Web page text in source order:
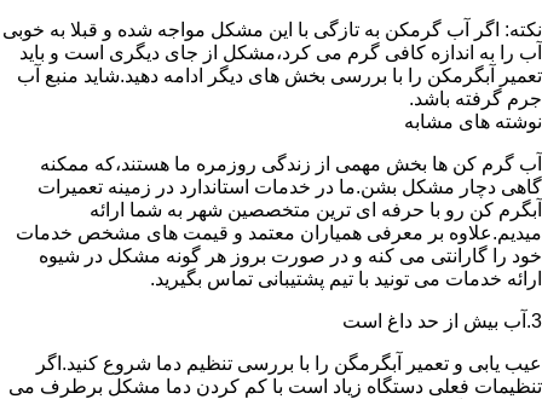
نکته: اگر آب گرمکن به تازگی با این مشکل مواجه شده و قبلا به خوبی
آب را به اندازه کافی گرم می کرد،مشکل از جای دیگری است و باید
تعمیر آبگرمکن را با بررسی بخش های دیگر ادامه دهید.شاید منبع آب
جرم گرفته باشد.
نوشته های مشابه
آب گرم کن ها بخش مهمی از زندگی روزمره ما هستند،که ممکنه
گاهی دچار مشکل بشن.ما در خدمات استاندارد در زمینه تعمیرات
آبگرم کن رو با حرفه ای ترین متخصصین شهر به شما ارائه
میدیم.علاوه بر معرفی همیاران معتمد و قیمت های مشخص خدمات
خود را گارانتی می کنه و در صورت بروز هر گونه مشکل در شیوه
ارائه خدمات می تونید با تیم پشتیبانی تماس بگیرید.
3.آب بیش از حد داغ است
عیب یابی و تعمیر آبگرمگن را با بررسی تنظیم دما شروع کنید.اگر
تنظیمات فعلی دستگاه زیاد است با کم کردن دما مشکل برطرف می